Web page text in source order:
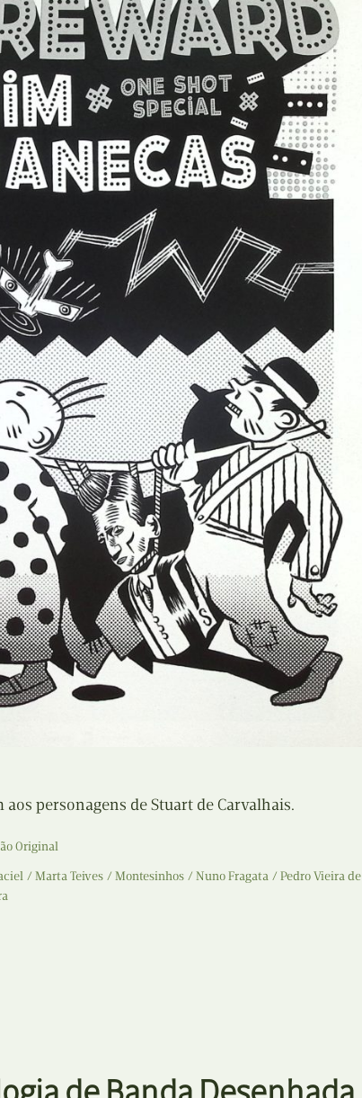
Edição Portuguesa
Exposições e Eventos
Fanzines
Festivais e Salões
Internacional
Óbitos
Para BD
Publicação Original
Prémios
Programas e Catálogos
Publicações em periódicos
Recolha
Reedição
personagens de Stuart de Carvalhais.
Original
Marta Teives Montesinhos Nuno Fragata
Pedro Vieira de